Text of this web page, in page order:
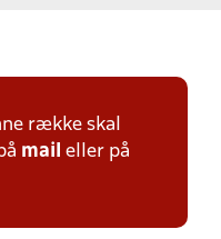
række skal
mail eller på